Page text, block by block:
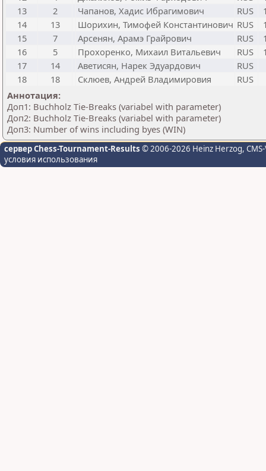
13
2 Чапанов, Хадис Ибрагимович RUS
14
13 Шорихин, Тимофей Константинович RUS
15
7 Арсенян, Арамэ Грайрович RUS
16
5 Прохоренко, Михаил Витальевич RUS
17
14 Аветисян, Нарек Эдуардович
RUS
18
18 Склюев, Андрей Владимировия
RUS
Аннотация:
Доп1: Buchholz Tie-Breaks (variabel with parameter)
Доп2: Buchholz Tie-Breaks (variabel with parameter)
Доп3: Number of wins including byes (WIN)
сервер Chess-Tournament-Results © 2006-2026 Heinz Herzog,
условия использования